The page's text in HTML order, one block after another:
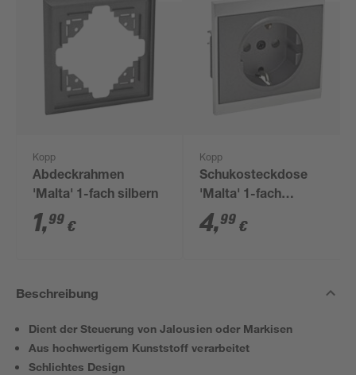
Kopp
Abdeckrahmen
'Malta' 1-fach silbern
1,99 €
Kopp
Schukosteckdose
'Malta' 1-fach
anthrazit
4,99 €
Beschreibung
Dient der Steuerung von Jalousien oder Markisen
Aus hochwertigem Kunststoff verarbeitet
Schlichtes Design